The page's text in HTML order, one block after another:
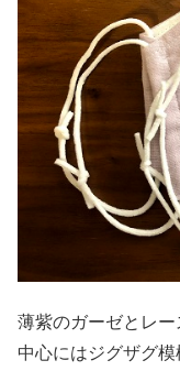
薄紫のガーゼとレー
中心にはジグザグ